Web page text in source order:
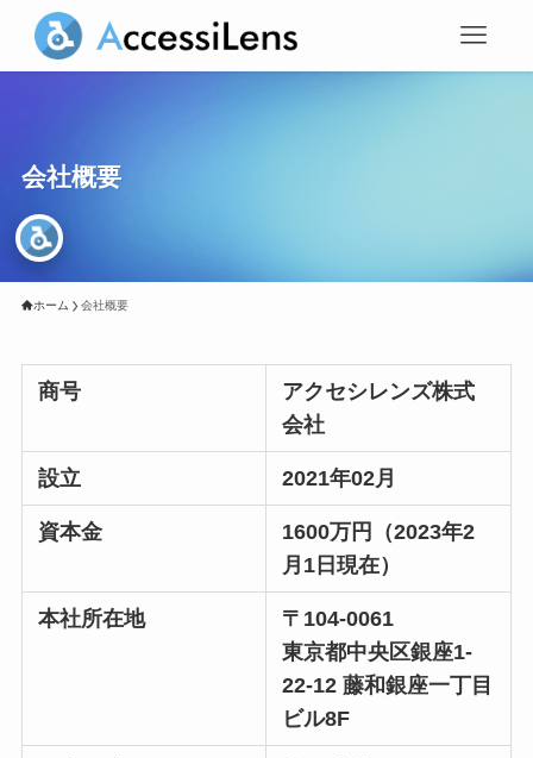
会社概要
ホーム 会社概要
商号
アクセシレンズ株式
会社
設立 2021年02月
資本金
1600万円（2023年2
月1日現在）
本社所在地
〒104-0061
東京都中央区銀座1-
22-12 藤和銀座一丁目
ビル8F